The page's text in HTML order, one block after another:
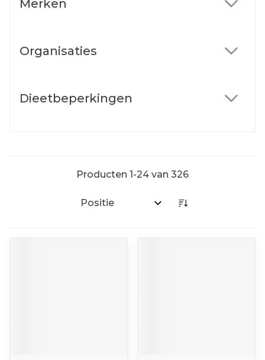
Merken
Organisaties
Dieetbeperkingen
Producten 1-24 van 326
Sorteer op: